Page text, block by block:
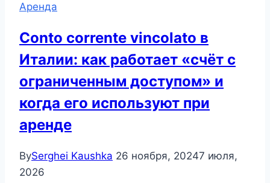
Аренда
Conto corrente vincolato в
Италии: как работает «счёт с
ограниченным доступом» и
когда его используют при
аренде
BySerghei Kaushka 26 ноября, 20247 июля,
2026